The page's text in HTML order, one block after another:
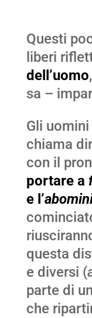
Questi
liberi
dell’uomo
sa –
Gli
chiama
con il
portare a
e l’
questa
e diversi (
parte di
che